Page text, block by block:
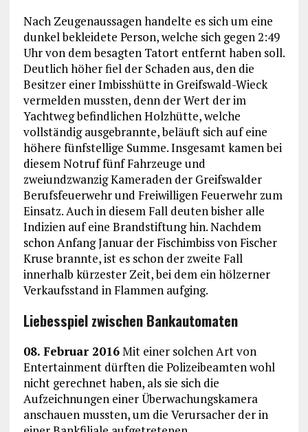
Nach Zeugenaussagen handelte es sich um eine
dunkel bekleidete Person, welche sich gegen 2:49
Uhr von dem besagten Tatort entfernt haben soll.
Deutlich höher fiel der Schaden aus, den die
Besitzer einer Imbisshütte in Greifswald-Wieck
vermelden mussten, denn der Wert der im
Yachtweg befindlichen Holzhütte, welche
vollständig ausgebrannte, beläuft sich auf eine
höhere fünfstellige Summe. Insgesamt kamen bei
diesem Notruf fünf Fahrzeuge und
zweiundzwanzig Kameraden der Greifswalder
Berufsfeuerwehr und Freiwilligen Feuerwehr zum
Einsatz. Auch in diesem Fall deuten bisher alle
Indizien auf eine Brandstiftung hin. Nachdem
schon Anfang Januar der Fischimbiss von Fischer
Kruse brannte, ist es schon der zweite Fall
innerhalb kürzester Zeit, bei dem ein hölzerner
Verkaufsstand in Flammen aufging.
Liebesspiel zwischen Bankautomaten
08. Februar 2016Mit einer solchen Art von
Entertainment dürften die Polizeibeamten wohl
nicht gerechnet haben, als sie sich die
Aufzeichnungen einer Überwachungskamera
anschauen mussten, um die Verursacher der in